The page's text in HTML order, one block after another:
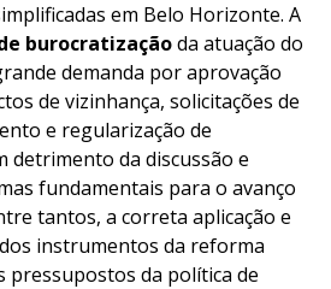
em Belo Horizonte. A
burocratizaçãoda atuação do
demanda por aprovação
de vizinhança, solicitações de
e regularização de
detrimento da discussão e
fundamentais para o avanço
tantos, a correta aplicação e
instrumentos da reforma
pressupostos da política de